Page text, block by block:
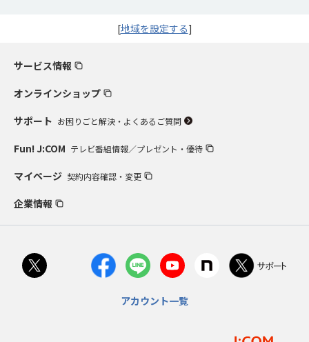
[地域を設定する]
サービス情報
オンラインショップ
サポート お困りごと解決・よくあるご質問
Fun! J:COM テレビ番組情報／プレゼント・優待
マイページ 契約内容確認・変更
企業情報
アカウント一覧